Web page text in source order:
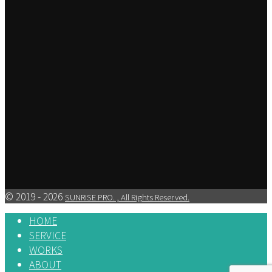
© 2019 - 2026 SUNRISE PRO. , All Rights Reserved.
HOME
SERVICE
WORKS
ABOUT